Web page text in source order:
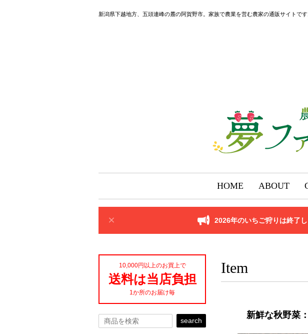
新潟県下越地方、五頭連峰の麓の阿賀野市。家族で農業を営む農家の通販サイトで
HOME ABOUT
2026年のいちご狩りは終了
Item
新鮮な秋野菜
10,000円以上のお買上で
送料は当店負担
1か所のお届け毎
search